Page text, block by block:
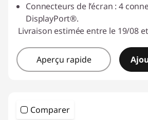
Connecteurs de l’écran : 4
DisplayPort®.
Livraison estimée entre le 19/08
Aperçu rapide
Comparer